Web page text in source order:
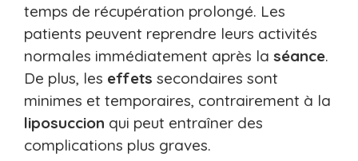
temps de récupération prolongé. Les
patients peuvent reprendre leurs activités
normales immédiatement après la séance.
De plus, les effets secondaires sont
minimes et temporaires, contrairement à la
liposuccion qui peut entraîner des
complications plus graves.